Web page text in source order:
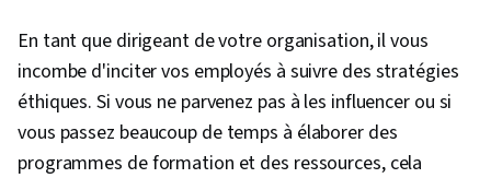
En tant que dirigeant de votre organisation, il vous
incombe d'inciter vos employés à suivre des stratégies
éthiques. Si vous ne parvenez pas à les influencer ou si
vous passez beaucoup de temps à élaborer des
programmes de formation et des ressources, cela